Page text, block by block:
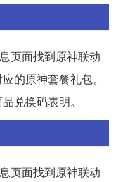
页面找到原神联动
的原神套餐礼包。
兑换码表明。
页面找到原神联动